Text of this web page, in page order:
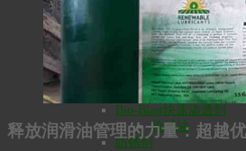
凿岩机油
防锈润滑剂
BPL多功能防锈润滑剂
食品级BPL防锈润滑剂
BPL食品级白色润滑剂
Bio-Dry食品级干膜润
Bio-Blast快速渗透剂
枪械油
防锈剂
释放润滑油管理的力量：超越